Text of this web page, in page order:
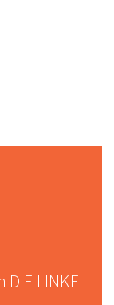
LINKE